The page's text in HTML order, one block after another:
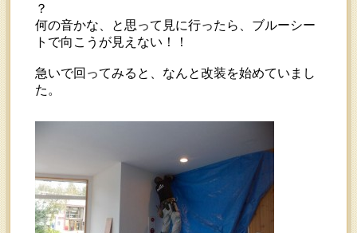
？
何の音かな、と思って見に行ったら、ブルーシー
トで向こうが見えない！！
急いで回ってみると、なんと改装を始めていまし
た。